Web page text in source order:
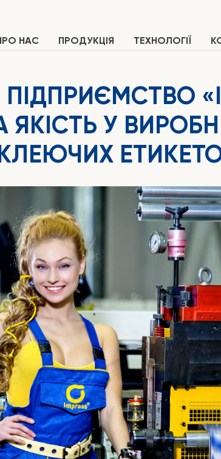
НАС ПРОДУКЦІЯ ТЕХНОЛОГІЇ
ПІДПРИЄМСТВО «
ЯКІСТЬ У